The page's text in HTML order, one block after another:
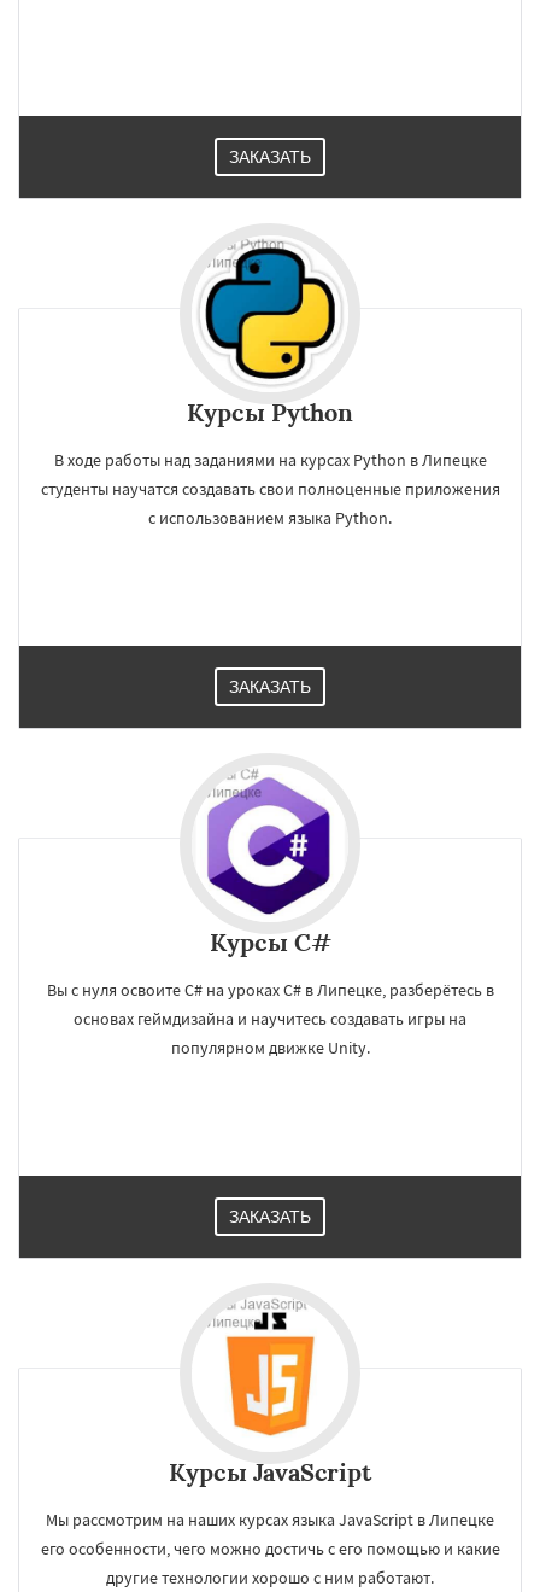
ЗАКАЗАТЬ
Курсы Python
В ходе работы над заданиями на курсах Python в Липецке
студенты научатся создавать свои полноценные приложения
с использованием языка Python.
ЗАКАЗАТЬ
Курсы C#
Вы с нуля освоите C# на уроках C# в Липецке, разберётесь в
основах геймдизайна и научитесь создавать игры на
популярном движке Unity.
ЗАКАЗАТЬ
Курсы JavaScript
Мы рассмотрим на наших курсах языка JavaScript в Липецке
его особенности, чего можно достичь с его помощью и какие
другие технологии хорошо с ним работают.